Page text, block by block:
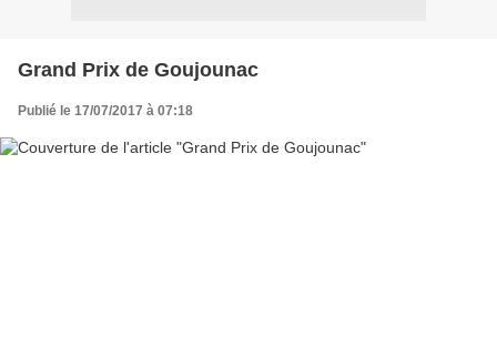
Grand Prix de Goujounac
Publié le 17/07/2017 à 07:18